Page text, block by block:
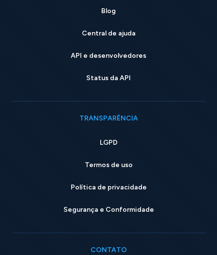
Blog
Central de ajuda
API e desenvolvedores
Status da API
TRANSPARÊNCIA
LGPD
Termos de uso
Política de privacidade
Segurança e Conformidade
CONTATO